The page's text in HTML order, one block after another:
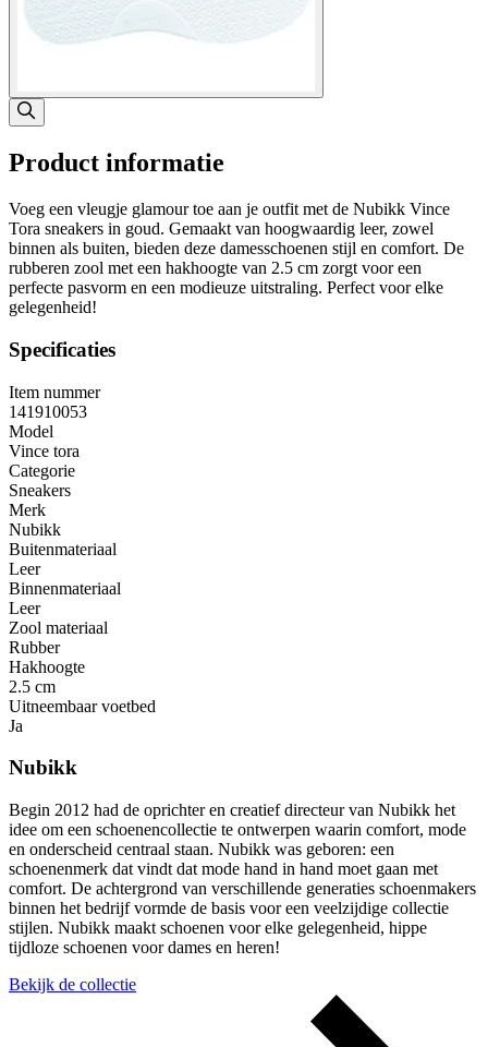
Product informatie
Voeg een vleugje glamour toe aan je outfit met de Nubikk Vince
Tora sneakers in goud. Gemaakt van hoogwaardig leer, zowel
binnen als buiten, bieden deze damesschoenen stijl en comfort. De
rubberen zool met een hakhoogte van 2.5 cm zorgt voor een
perfecte pasvorm en een modieuze uitstraling. Perfect voor elke
gelegenheid!
Specificaties
Item nummer
141910053
Model
Vince tora
Categorie
Sneakers
Merk
Nubikk
Buitenmateriaal
Leer
Binnenmateriaal
Leer
Zool materiaal
Rubber
Hakhoogte
2.5 cm
Uitneembaar voetbed
Ja
Nubikk
Begin 2012 had de oprichter en creatief directeur van Nubikk het
idee om een ​​schoenencollectie te ontwerpen waarin comfort, mode
en onderscheid centraal staan. Nubikk was geboren: een
schoenenmerk dat vindt dat mode hand in hand moet gaan met
comfort. De achtergrond van verschillende generaties schoenmakers
binnen het bedrijf vormde de basis voor een veelzijdige collectie
stijlen. Nubikk maakt schoenen voor elke gelegenheid, hippe
tijdloze schoenen voor dames en heren!
Bekijk de collectie